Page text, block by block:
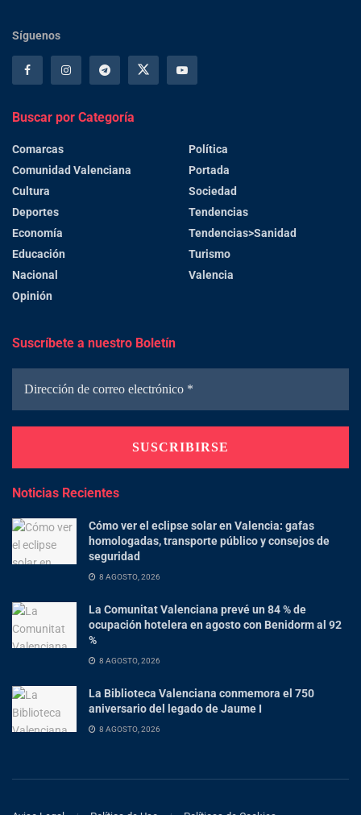
Síguenos
Buscar por Categoría
Comarcas
Comunidad Valenciana
Cultura
Deportes
Economía
Educación
Nacional
Opinión
Política
Portada
Sociedad
Tendencias
Tendencias>Sanidad
Turismo
Valencia
Suscríbete a nuestro Boletín
Noticias Recientes
Cómo ver el eclipse solar en Valencia: gafas
homologadas, transporte público y consejos de
seguridad
8 AGOSTO, 2026
La Comunitat Valenciana prevé un 84 % de
ocupación hotelera en agosto con Benidorm al 92
%
8 AGOSTO, 2026
La Biblioteca Valenciana conmemora el 750
aniversario del legado de Jaume I
8 AGOSTO, 2026